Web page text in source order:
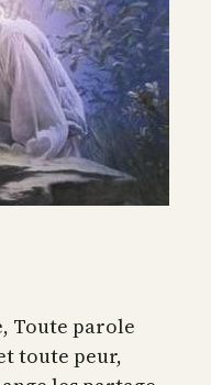
Toute parole
toute peur,